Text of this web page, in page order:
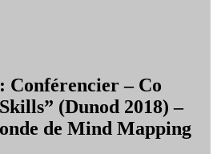
Conférencier – Co
(Dunod 2018) –
de Mind Mapping